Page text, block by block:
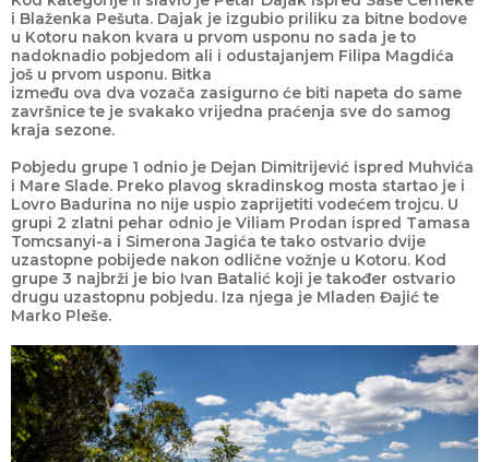
i Blaženka Pešuta. Dajak je izgubio priliku za bitne bodove
u Kotoru nakon kvara u prvom usponu no sada je to
nadoknadio pobjedom ali i odustajanjem Filipa Magdića
još u prvom usponu. Bitka
između ova dva vozača zasigurno će biti napeta do same
završnice te je svakako vrijedna praćenja sve do samog
kraja sezone.
Pobjedu grupe 1 odnio je Dejan Dimitrijević ispred Muhvića
i Mare Slade. Preko plavog skradinskog mosta startao je i
Lovro Badurina no nije uspio zaprijetiti vodećem trojcu. U
grupi 2 zlatni pehar odnio je Viliam Prodan ispred Tamasa
Tomcsanyi-a i Simerona Jagića te tako ostvario dvije
uzastopne pobijede nakon odlične vožnje u Kotoru. Kod
grupe 3 najbrži je bio Ivan Batalić koji je također ostvario
drugu uzastopnu pobjedu. Iza njega je Mladen Đajić te
Marko Pleše.